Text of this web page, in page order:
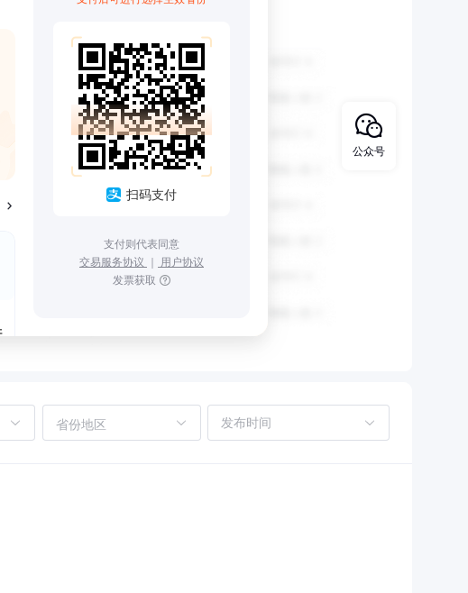
扫码支付
支付则代表同意
交易服务协议 ｜ 用户协议
发票获取
省份地区
公众号